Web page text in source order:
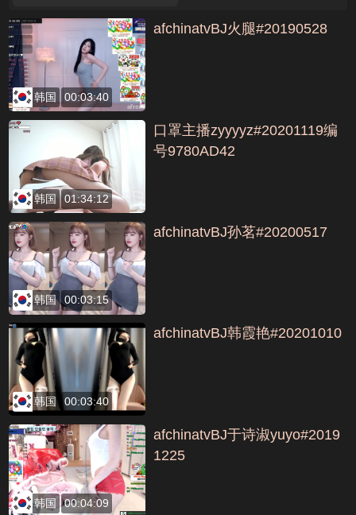
韩国 00:03:40
afchinatvBJ火腿#20190528
韩国 01:34:12
口罩主播zyyyyz#20201119编
号9780AD42
韩国 00:03:15
afchinatvBJ孙茗#20200517
韩国 00:03:40
afchinatvBJ韩霞艳#20201010
韩国 00:04:09
afchinatvBJ于诗淑yuyo#2019
1225